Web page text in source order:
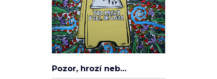
Pozor, hrozí nebezpečí zamilování se